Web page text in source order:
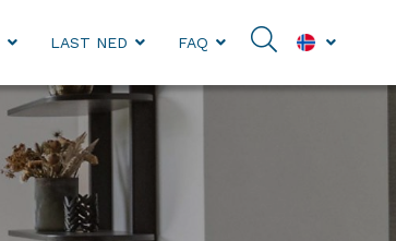
LAST NED FAQ